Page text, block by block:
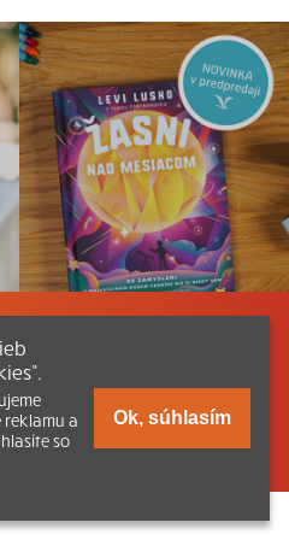
Dokumenty a články
verzia Katechizmu
práva vyhradené
kníhkupectvu
reklamu a
so
Ok, súhlasím